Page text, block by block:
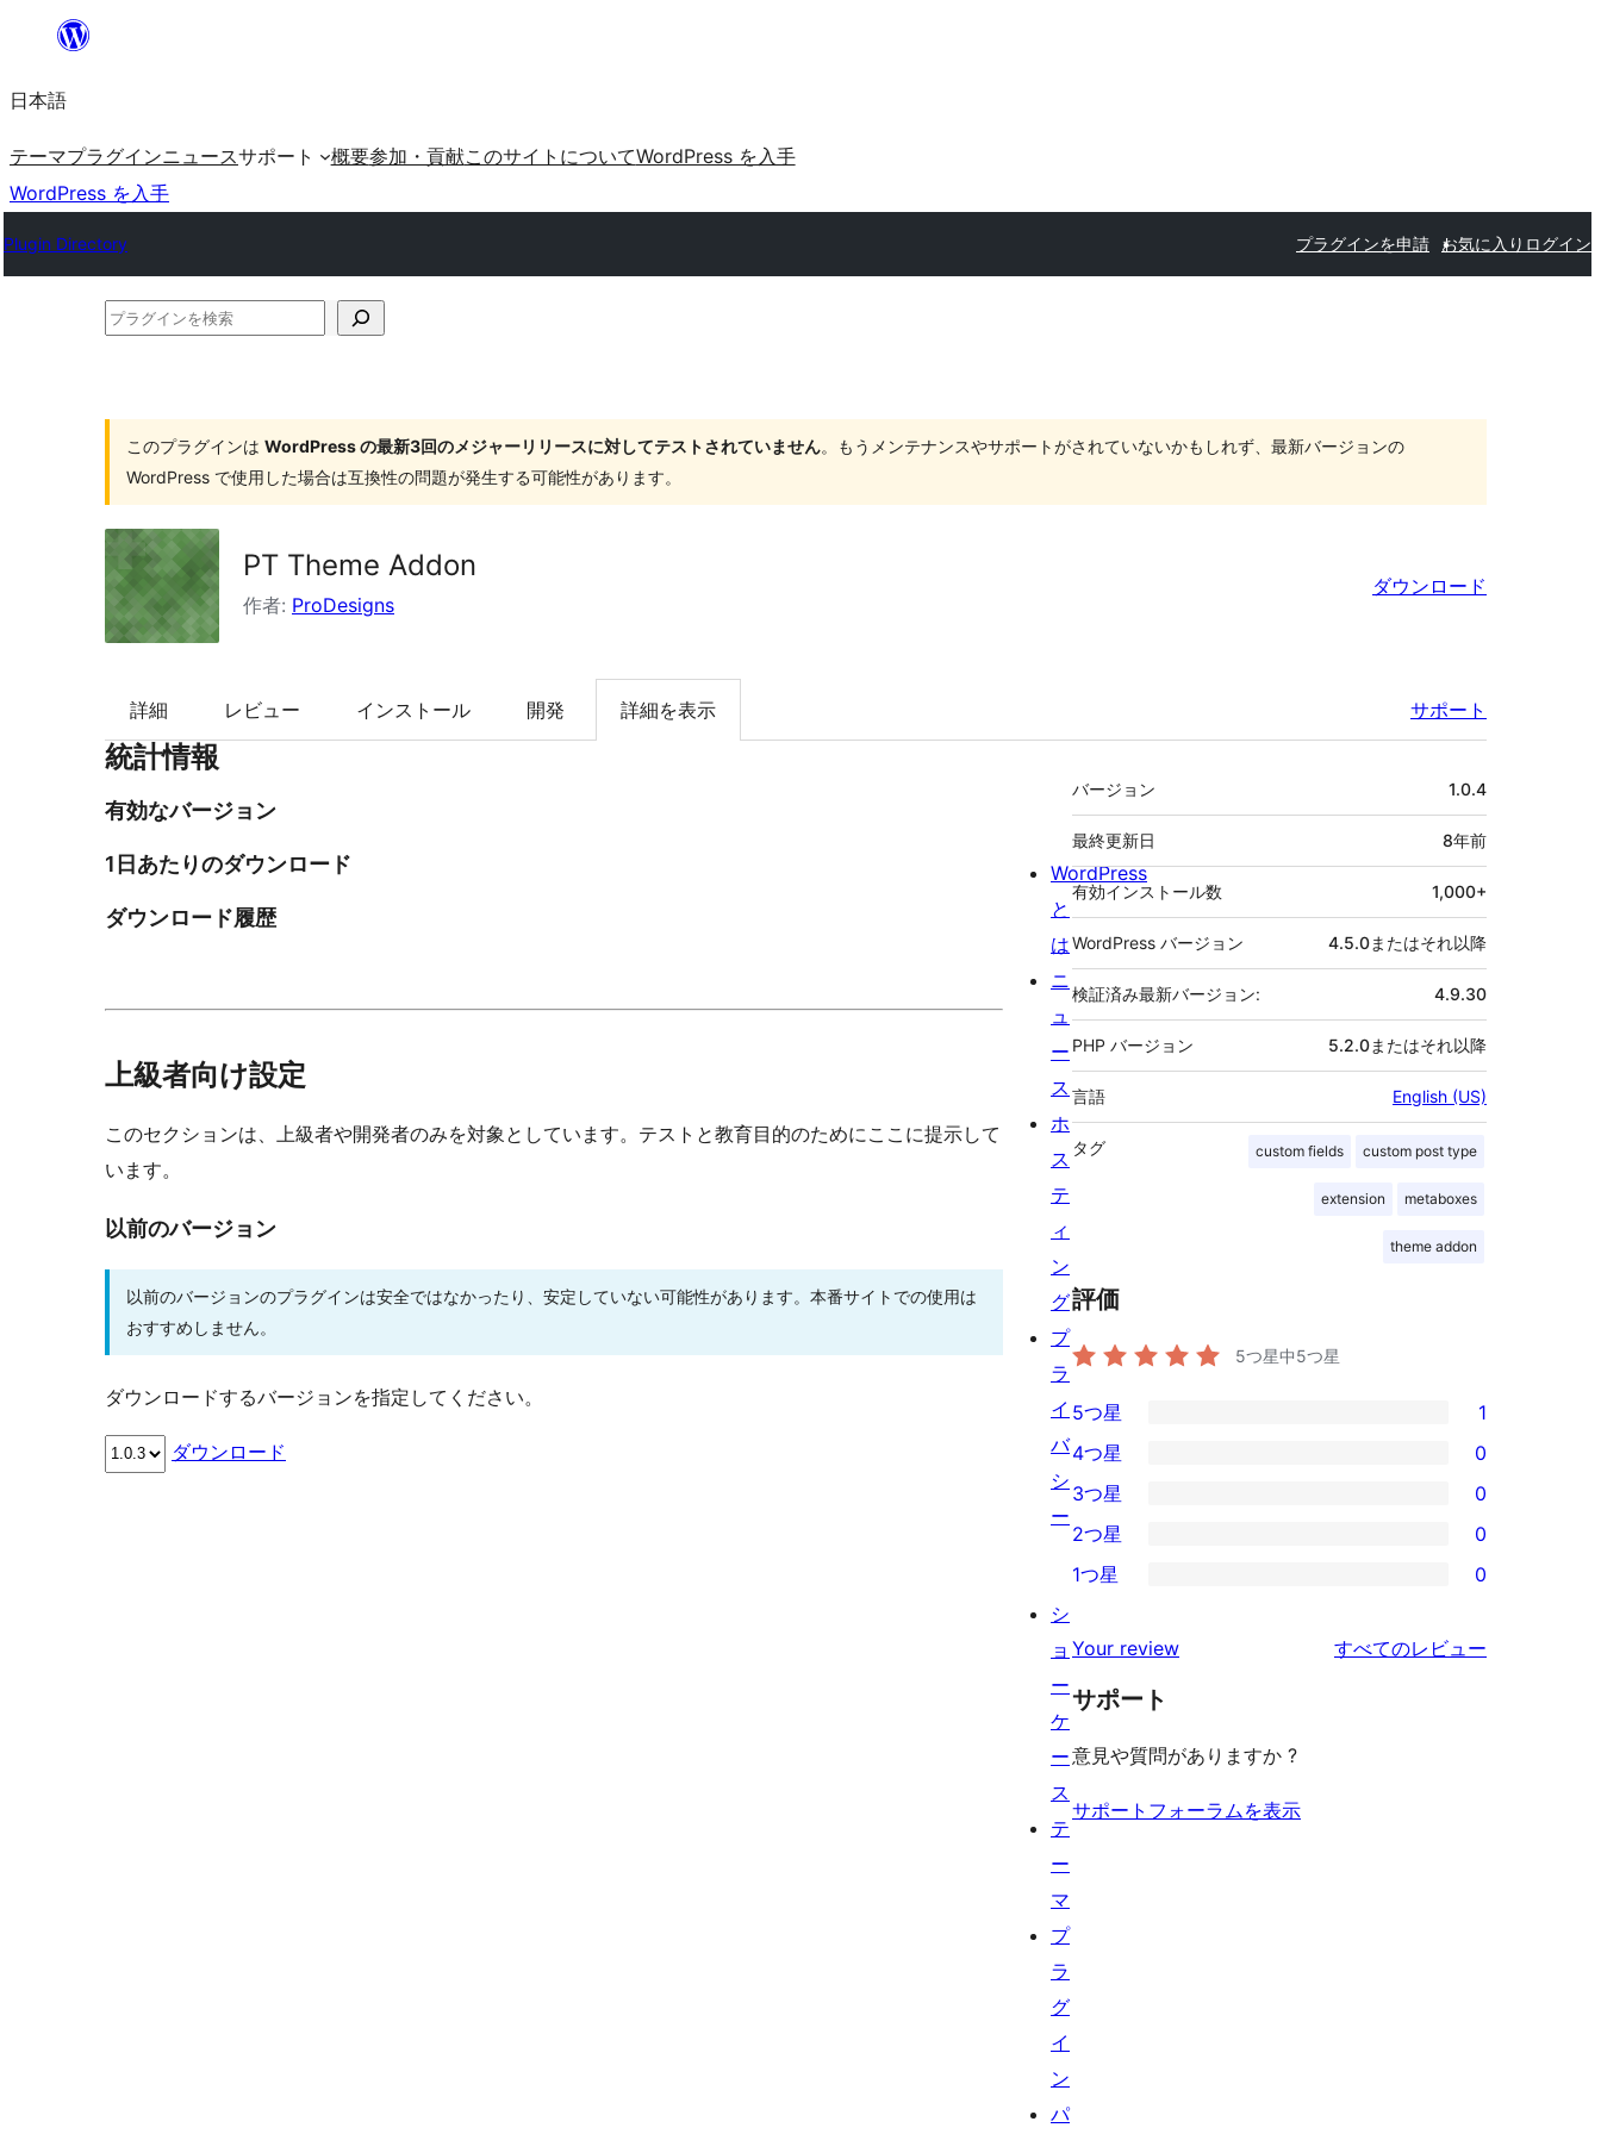
を
ッ
プ
日本語
テーマプラグインニュースサポート 概要参加・貢献このサイトについてWordPress を入手
WordPress を入手
Plugin Directory プラグインを申請 お気に入り ログイン
プ
イ
検
索
このプラグインは WordPress の最新3回のメジャーリリースに対してテストされていません。もうメンテナンスやサポートがされていないかもしれず、最新バージョンの
WordPress で使用した場合は互換性の問題が発生する可能性があります。
PT Theme Addon
作者: ProDesigns
ダウンロード
詳細 レビュー インストール 開発 詳細を表示 サポート
統計情報
有効なバージョン
1日あたりのダウンロード
ダウンロード履歴
上級者向け設定
このセクションは、上級者や開発者のみを対象としています。テストと教育目的のためにここに提示して
います。
以前のバージョン
以前のバージョンのプラグインは安全ではなかったり、安定していない可能性があります。本番サイトでの使用は
おすすめしません。
ダウンロードするバージョンを指定してください。
ダウンロード
メ
タ
バージョン 1.0.4
最終更新日 8年前
有効インストール数 1,000+
WordPress バージョン 4.5.0またはそれ以降
検証済み最新バージョン: 4.9.30
PHP バージョン 5.2.0またはそれ以降
言語 English (US)
タグ custom fields custom post type
extension metaboxes
theme addon
評価
5つ星中5つ星
1
5-
星
レ
ビ
ー
5つ星 1
4-
星
レ
ュ
ー
4つ星 0
0
3-
星
ビ
ュ
3つ星 0
2-
レ
ビ
ー
2つ星 0
星
レ
ュ
ー
1つ星 0
Your review すべてのレビュー
サポート
意見や質問がありますか ?
サポートフォーラムを表示
WordPress
と
は
ニ
ュ
ー
ス
ホ
ス
テ
ィ
ン
グ
プ
ラ
イ
バ
シ
ー
シ
ョ
ー
ケ
ー
ス
テ
ー
マ
プ
ラ
グ
イ
ン
パ